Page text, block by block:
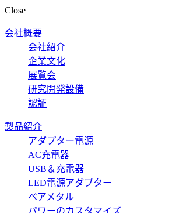
Close
会社概要
会社紹介
企業文化
展覧会
研究開発設備
認証
製品紹介
アダプター電源
AC充電器
USB＆充電器
LED電源アダプター
ベアメタル